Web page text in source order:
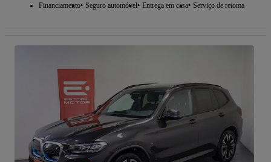
Financiamento Seguro automóvel Entrega em casa Serviço de retoma